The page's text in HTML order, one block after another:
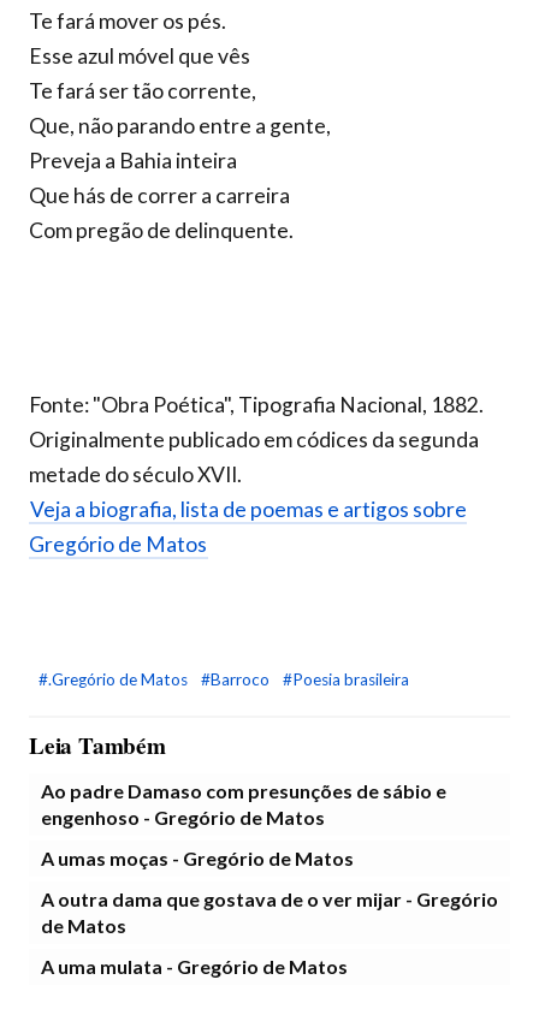
Te fará mover os pés.
Esse azul móvel que vês
Te fará ser tão corrente,
Que, não parando entre a gente,
Preveja a Bahia inteira
Que hás de correr a carreira
Com pregão de delinquente.
Fonte: "Obra Poética", Tipografia Nacional, 1882.
Originalmente publicado em códices da segunda
metade do século XVII.
Veja a biografia, lista de poemas e artigos sobre
Gregório de Matos
#.Gregório de Matos #Barroco #Poesia brasileira
Leia Também
Ao padre Damaso com presunções de sábio e
engenhoso - Gregório de Matos
A umas moças - Gregório de Matos
A outra dama que gostava de o ver mijar - Gregório
de Matos
A uma mulata - Gregório de Matos